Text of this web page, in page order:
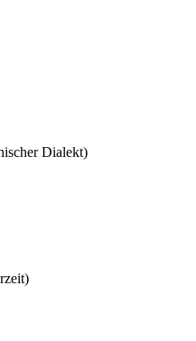
Dialekt)